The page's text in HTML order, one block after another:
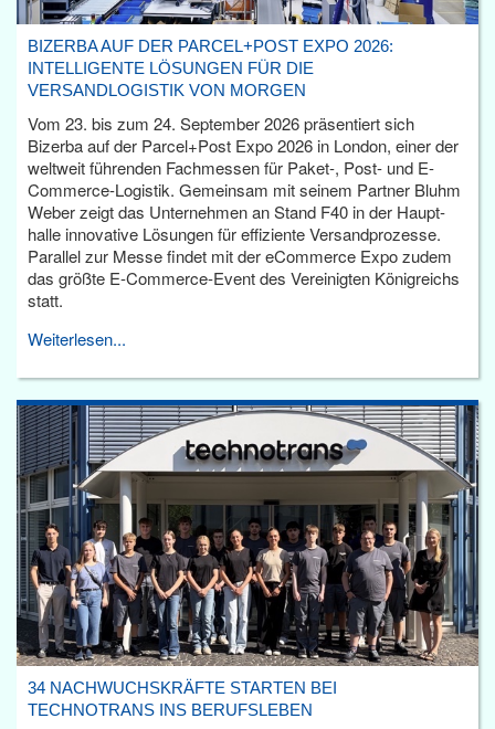
BIZERBA AUF DER PARCEL+POST EXPO 2026:
INTELLIGENTE LÖSUNGEN FÜR DIE
VERSANDLOGISTIK VON MORGEN
Vom 23. bis zum 24. September 2026 präsentiert sich
Bizerba auf der Parcel+Post Expo 2026 in London, einer der
weltweit führenden Fachmessen für Paket-, Post- und E-
Commerce-Logistik. Gemeinsam mit seinem Partner Bluhm
Weber zeigt das Unternehmen an Stand F40 in der Haupt­
halle innovative Lösungen für effiziente Versandprozesse.
Parallel zur Messe findet mit der eCommerce Expo zudem
das größte E-Commerce-Event des Vereinigten Königreichs
statt.
Weiterlesen...
34 NACHWUCHSKRÄFTE STARTEN BEI
TECHNOTRANS INS BERUFSLEBEN